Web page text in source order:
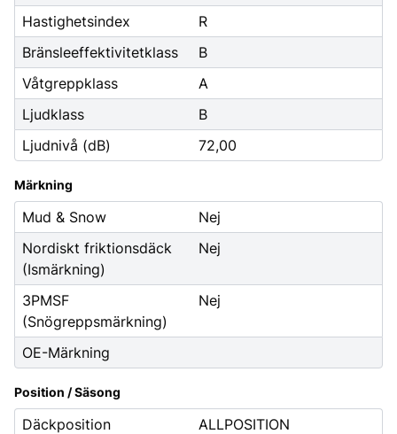
Hastighetsindex
R
Bränsleeffektivitetklass
B
Våtgreppklass
A
Ljudklass
B
Ljudnivå (dB)
72,00
Märkning
Mud & Snow
Nej
Nordiskt friktionsdäck
(Ismärkning)
Nej
3PMSF
(Snögreppsmärkning)
Nej
OE-Märkning
Position / Säsong
Däckposition
ALLPOSITION